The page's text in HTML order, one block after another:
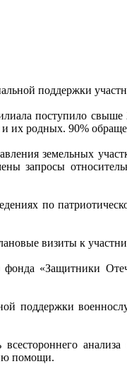
поддержки
поступило
родных. 90%
земельных
запросы
по
визиты к
«Защитники
поддержки
помощи.